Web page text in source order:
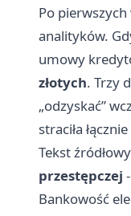
Po
analityków.
umowy
złotych. Trzy
„odzyskać”
straciła łącznie
Tekst
przestępczej
Bankowość